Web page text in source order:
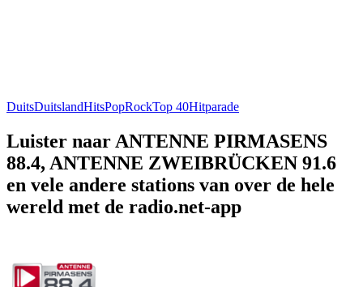
DuitsDuitslandHitsPopRockTop 40Hitparade
Luister naar ANTENNE PIRMASENS
88.4, ANTENNE ZWEIBRÜCKEN 91.6
en vele andere stations van over de hele
wereld met de radio.net-app